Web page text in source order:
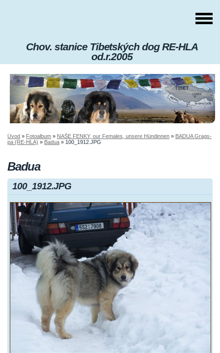
Chov. stanice Tibetských dog RE-HLA
od.r.2005
Úvod » Fotoalbum » NAŠE FENKY, our Females, unsere Hündinnen » BADUA Grags-
pa (RE-HLA) » Badua » 100_1912.JPG
Badua
100_1912.JPG